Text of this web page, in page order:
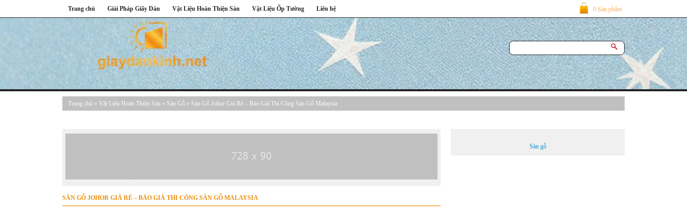
Trang chủ Giải Pháp Giấy Dán Vật Liệu Hoàn Thiện Sàn Vật Liệu Ốp Tường Liên hệ 0 Sản phẩm
Trang chủ » Vật Liệu Hoàn Thiện Sàn » Sàn Gỗ » Sàn Gỗ Johor Giá Rẻ – Báo Giá Thi Công Sàn Gỗ Malaysia
SÀN GỖ JOHOR GIÁ RẺ – BÁO GIÁ THI CÔNG SÀN GỖ MALAYSIA
Sàn gỗ